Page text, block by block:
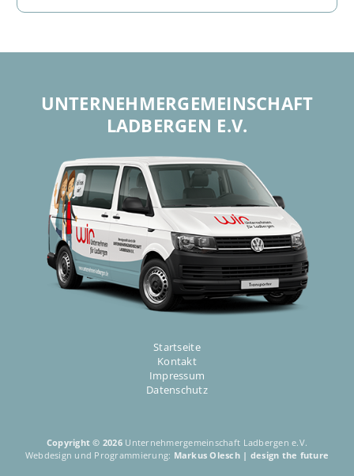
UNTERNEHMER­GEMEINSCHAFT
LADBERGEN E.V.
Startseite
Kontakt
Impressum
Datenschutz
Copyright © 2026 Unternehmer­gemeinschaft Ladbergen e.V.
Webdesign und Programmierung: Markus Olesch | design the future